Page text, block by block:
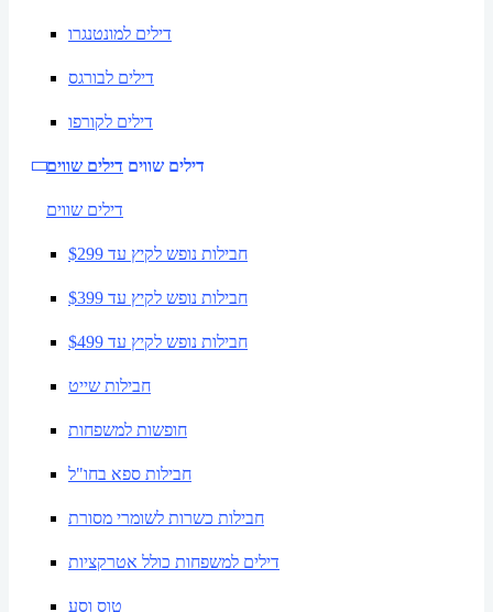
דילים למונטנגרו
דילים לבורגס
דילים לקורפו
דילים שווים דילים שווים
דילים שווים
חבילות נופש לקיץ עד $299
חבילות נופש לקיץ עד $399
חבילות נופש לקיץ עד $499
חבילות שייט
חופשות למשפחות
חבילות ספא בחו"ל
חבילות כשרות לשומרי מסורת
דילים למשפחות כולל אטרקציות
טוס וסע